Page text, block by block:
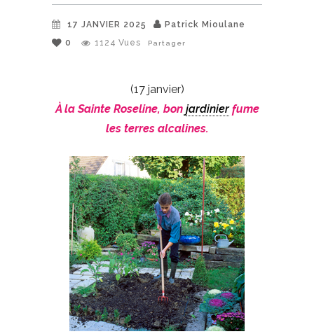
17 JANVIER 2025
Patrick Mioulane
0
1124 Vues Partager
(17 janvier)
À la Sainte Roseline, bon jardinierfume
les terres alcalines.